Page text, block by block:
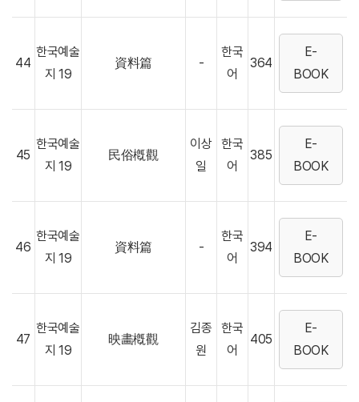
44
한국예술
지 19
資料篇 -
한국
어
364
E-
BOOK
45
한국예술
지 19
民俗槪觀
이상
일
한국
어
385
E-
BOOK
46
한국예술
지 19
資料篇 -
한국
어
394
E-
BOOK
47
한국예술
지 19
映畵槪觀
김종
원
한국
어
405
E-
BOOK